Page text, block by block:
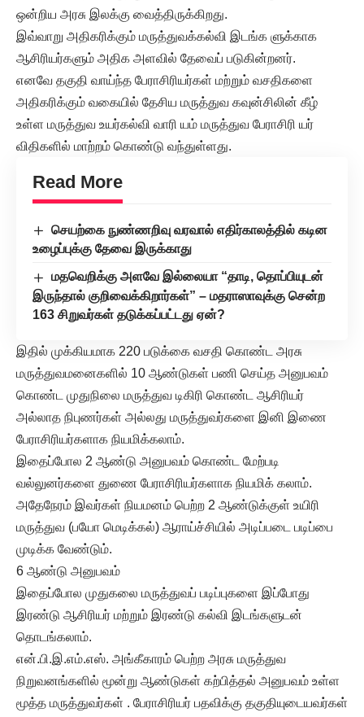
ஒன்றிய அரசு இலக்கு வைத்திருக்கிறது.
இவ்வாறு அதிகரிக்கும் மருத்துவக்கல்வி இடங்க ளுக்காக
ஆசிரியர்களும் அதிக அளவில் தேவைப் படுகின்றனர்.
எனவே தகுதி வாய்ந்த பேராசிரியர்கள் மற்றும் வசதிகளை
அதிகரிக்கும் வகையில் தேசிய மருத்துவ கவுன்சிலின் கீழ்
உள்ள மருத்துவ உயர்கல்வி வாரி யம் மருத்துவ பேராசிரி யர்
விதிகளில் மாற்றம் கொண்டு வந்துள்ளது.
Read More
செயற்கை நுண்ணறிவு வரவால் எதிர்காலத்தில் கடின
உழைப்புக்கு தேவை இருக்காது
மதவெறிக்கு அளவே இல்லையா “தாடி, தொப்பியுடன்
இருந்தால் குறிவைக்கிறார்கள்” – மதராஸாவுக்கு சென்ற
163 சிறுவர்கள் தடுக்கப்பட்டது ஏன்?
இதில் முக்கியமாக 220 படுக்கை வசதி கொண்ட அரசு
மருத்துவமனைகளில் 10 ஆண்டுகள் பணி செய்த அனுபவம்
கொண்ட முதுநிலை மருத்துவ டிகிரி கொண்ட ஆசிரியர்
அல்லாத நிபுணர்கள் அல்லது மருத்துவர்களை இனி இணை
பேராசிரியர்களாக நியமிக்கலாம்.
இதைப்போல 2 ஆண்டு அனுபவம் கொண்ட மேற்படி
வல்லுனர்களை துணை பேராசிரியர்களாக நியமிக் கலாம்.
அதேநேரம் இவர்கள் நியமனம் பெற்ற 2 ஆண்டுக்குள் உயிரி
மருத்துவ (பயோ மெடிக்கல்) ஆராய்ச்சியில் அடிப்படை படிப்பை
முடிக்க வேண்டும்.
6 ஆண்டு அனுபவம்
இதைப்போல முதுகலை மருத்துவப் படிப்புகளை இப்போது
இரண்டு ஆசிரியர் மற்றும் இரண்டு கல்வி இடங்களுடன்
தொடங்கலாம்.
என்.பி.இ.எம்.எஸ். அங்கீகாரம் பெற்ற அரசு மருத்துவ
நிறுவனங்களில் மூன்று ஆண்டுகள் கற்பித்தல் அனுபவம் உள்ள
மூத்த மருத்துவர்கள் . பேராசிரியர் பதவிக்கு தகுதியுடையவர்கள்